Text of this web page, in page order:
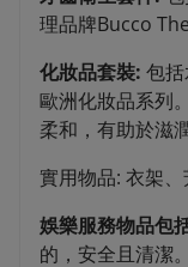
理品牌Bucco
化妝品套裝: 包
歐洲化妝品系列
柔和，有助於滋
實用物品: 衣架、
娛樂服務物品包
的，安全且清潔